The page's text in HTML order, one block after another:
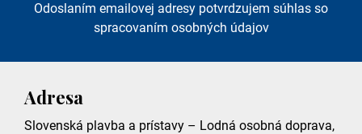
Odoslaním emailovej adresy potvrdzujem súhlas so
spracovaním osobných údajov
Adresa
Slovenská plavba a prístavy – Lodná osobná doprava,